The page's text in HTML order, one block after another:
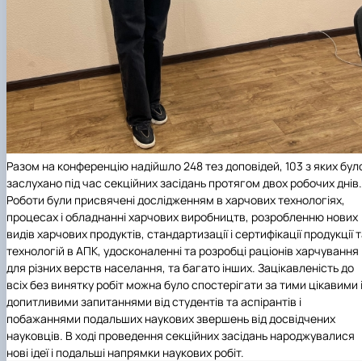
Разом на конференцію надійшло 248 тез доповідей, 103 з яких
заслухано під час секційних засідань протягом двох робочих днів.
Роботи були присвячені дослідженням в харчових технологіях,
процесах і обладнанні харчових виробництв, розробленню нових
видів харчових продуктів, стандартизації і сертифікації продукції
технологій в АПК, удосконаленні та розробці раціонів харчування
для різних верств населання, та багато інших. Зацікавленість до
всіх без винятку робіт можна було спостерігати за тими цікавими і
допитливими запитаннями від студентів та аспірантів і
побажаннями подальших наукових звершень від досвідчених
науковців. В ході проведення секційних засідань народжувалися
нові ідеї і подальші напрямки наукових робіт.